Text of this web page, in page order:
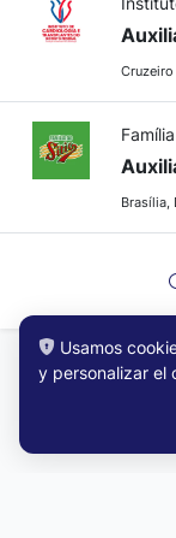
Cruzeiro
Brasília,
Usamos
y personalizar el